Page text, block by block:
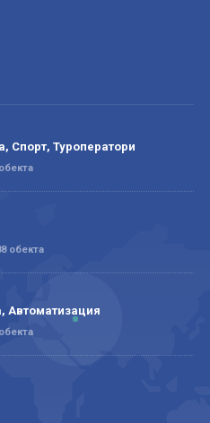
Спорт, Туроператори
обекта
Автоматизация